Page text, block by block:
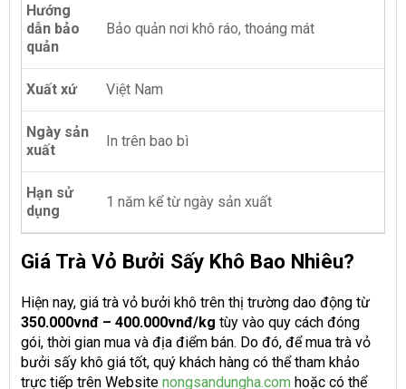
Hướng
dẫn bảo
quản
Bảo quản nơi khô ráo, thoáng mát
Xuất xứ Việt Nam
Ngày sản
xuất
In trên bao bì
Hạn sử
dụng
1 năm kể từ ngày sản xuất
Giá Trà Vỏ Bưởi Sấy Khô Bao Nhiêu?
Hiện nay, giá trà vỏ bưởi khô trên thị trường dao động từ
350.000vnđ – 400.000vnđ/kg tùy vào quy cách đóng
gói, thời gian mua và địa điểm bán. Do đó, để mua trà vỏ
bưởi sấy khô giá tốt, quý khách hàng có thể tham khảo
trực tiếp trên Website nongsandungha.com hoặc có thể